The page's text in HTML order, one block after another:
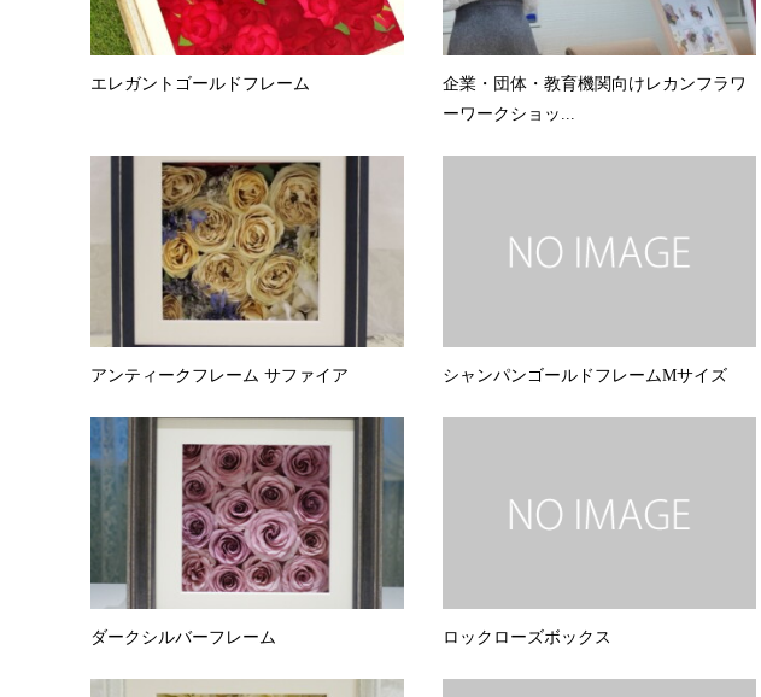
エレガントゴールドフレーム
企業・団体・教育機関向けレカンフラワ
ーワークショッ...
アンティークフレーム サファイア シャンパンゴールドフレームMサイズ
ダークシルバーフレーム ロックローズボックス